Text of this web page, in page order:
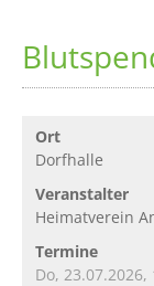
Ort
Dorfhalle
Veranstalter
Heimatverein
Termine
Do, 23.07.2026,